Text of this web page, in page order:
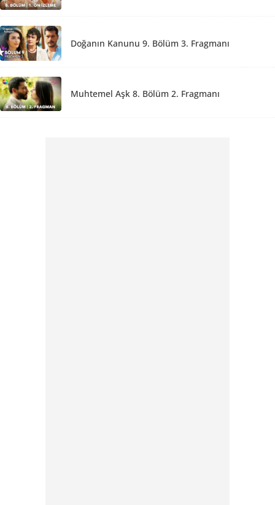
Doğanın Kanunu 9. Bölüm 3. Fragmanı
Muhtemel Aşk 8. Bölüm 2. Fragmanı